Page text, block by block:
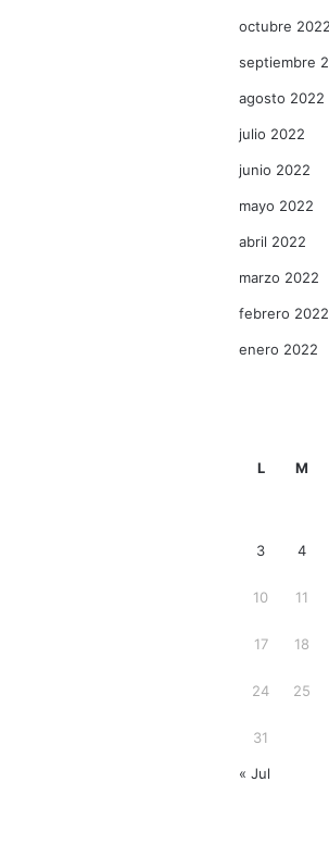
octubre 2022
septiembre
agosto 2022
julio 2022
junio 2022
mayo 2022
abril 2022
marzo 2022
febrero 2022
enero 2022
L M
3 4
10 11
17 18
24 25
31
« Jul